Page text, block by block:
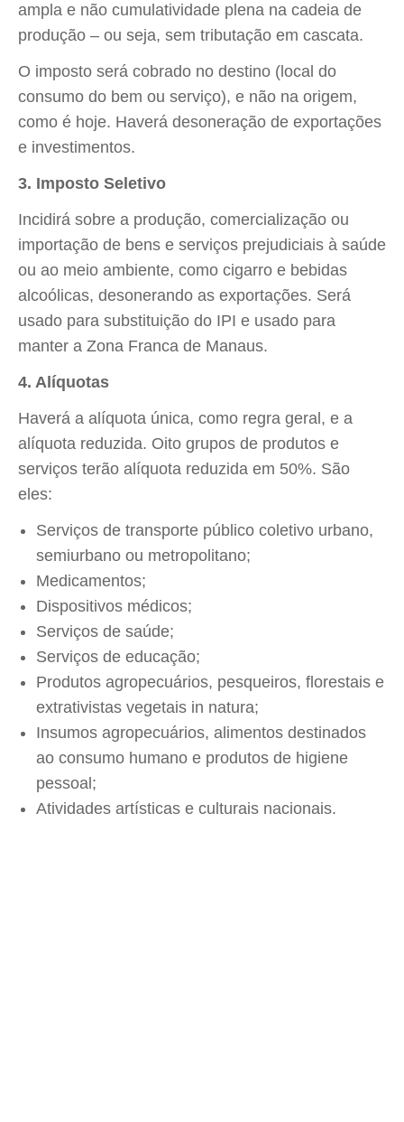
ampla e não cumulatividade plena na cadeia de
produção – ou seja, sem tributação em cascata.
O imposto será cobrado no destino (local do
consumo do bem ou serviço), e não na origem,
como é hoje. Haverá desoneração de exportações
e investimentos.
3. Imposto Seletivo
Incidirá sobre a produção, comercialização ou
importação de bens e serviços prejudiciais à saúde
ou ao meio ambiente, como cigarro e bebidas
alcoólicas, desonerando as exportações. Será
usado para substituição do IPI e usado para
manter a Zona Franca de Manaus.
4. Alíquotas
Haverá a alíquota única, como regra geral, e a
alíquota reduzida. Oito grupos de produtos e
serviços terão alíquota reduzida em 50%. São
eles:
Serviços de transporte público coletivo urbano,
semiurbano ou metropolitano;
Medicamentos;
Dispositivos médicos;
Serviços de saúde;
Serviços de educação;
Produtos agropecuários, pesqueiros, florestais e
extrativistas vegetais in natura;
Insumos agropecuários, alimentos destinados
ao consumo humano e produtos de higiene
pessoal;
Atividades artísticas e culturais nacionais.